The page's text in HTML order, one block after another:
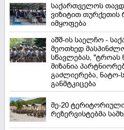
საქართველოს
ვიზიტით თურქეთის
იმყოფება
აშშ-ის საელჩო -
მეოთხედ
სწავლებას,
მიზანია
გაძლიერება, ნატო-
განმტკიცება
მე-20
რეზერვისტებმა